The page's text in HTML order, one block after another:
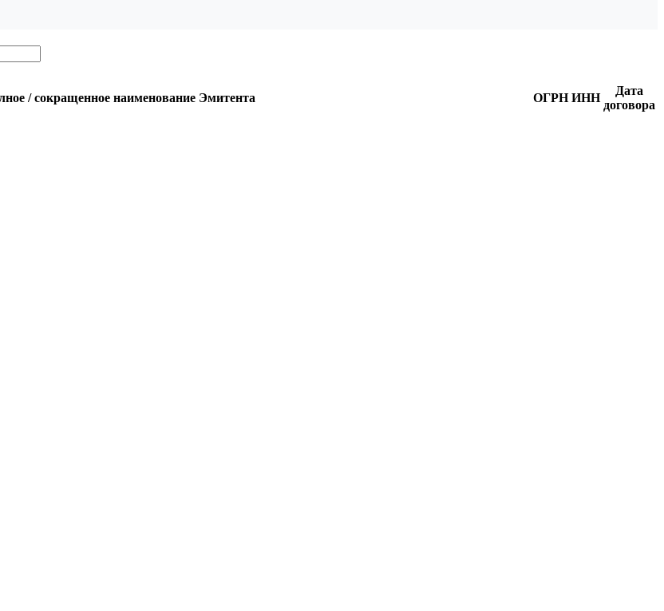
/ сокращенное наименование Эмитента ОГРН ИНН
Дата
договора